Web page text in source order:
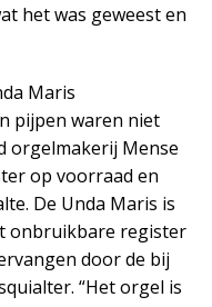
het was geweest en
Maris
pijpen waren niet
orgelmakerij Mense
op voorraad en
De Unda Maris is
onbruikbare register
door de bij
“Het orgel is